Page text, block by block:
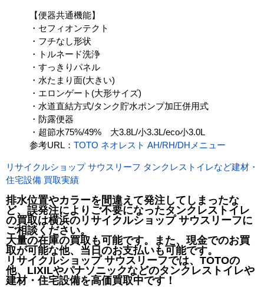
【便器共通機能】
・セフィオンテクト
・フチなし形状
・トルネード洗浄
・すっきりパネル
・水たまり面(大きい)
・エロンゲート(大形サイズ)
・水道直結方式/タンク貯水ポンプ加圧併用式
・防露便器
・超節水75%/49% 大3.8L/小3.3L/eco小3.0L
参考URL： TOTO ネオレスト AH/RH/DHメニュー
リサイクルショップ サウスリーフ タンクレストイレなど建材・
住宅設備 買取実績
排水位置やカラーを間違えて発注してしまったな
ど、誤発注によりご不要になったタンクレストイレ
の買取は横浜のリサイクルショップ サウスリーフに
ご相談ください。
大量の在庫の買取も可能です。また、現金でのお買
取が可能な他、当日のお支払いも可能です。
リサイクルショップ サウスリーフでは、TOTOの
他、LIXILやパナソニックなどのタンクレストイレや
建材・住宅設備を高価買取中です！